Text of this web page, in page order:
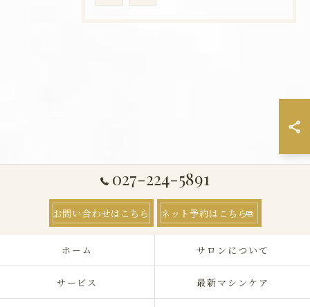
027-224-5891
お問い合わせはこちら ネット予約はこちら
ホーム サロンについて
サービス 最新マシンケア